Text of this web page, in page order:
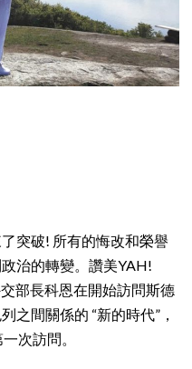
突破! 所有的悔改和榮譽
治的轉變。讚美YAH!
部長科恩在開始訪問斯德
之間關係的 “新的時代”，
次訪問。